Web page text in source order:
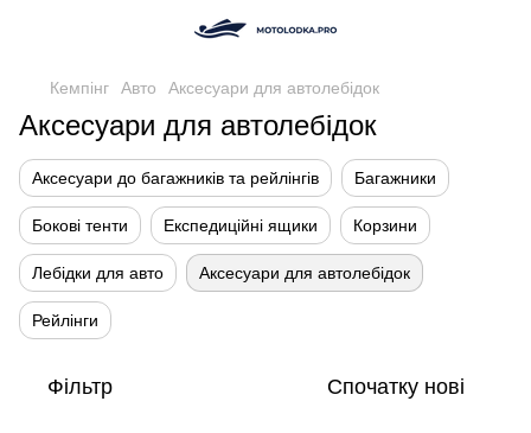
Кемпінг Авто Аксесуари для автолебідок
Аксесуари для автолебідок
Аксесуари до багажників та рейлінгів Багажники
Бокові тенти Експедиційні ящики Корзини
Лебідки для авто Аксесуари для автолебідок
Рейлінги
Фільтр Спочатку нові